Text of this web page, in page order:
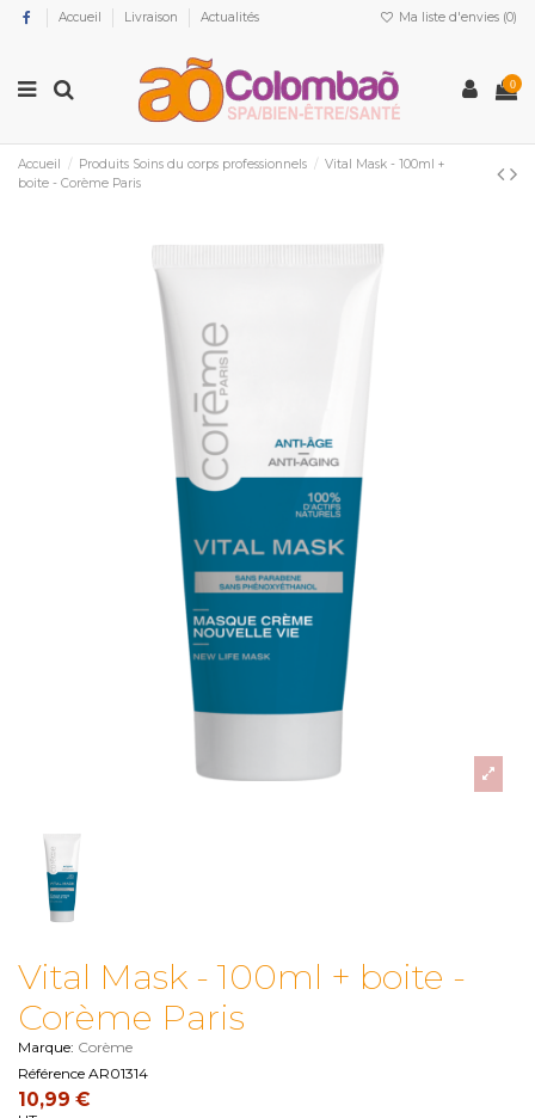
Accueil Livraison Actualités Ma liste d'envies (0)
0
Accueil Produits Soins du corps professionnels
Vital Mask - 100ml +
boite - Corème Paris
Vital Mask - 100ml + boite -
Corème Paris
Marque: Corème
Référence AR01314
10,99 €